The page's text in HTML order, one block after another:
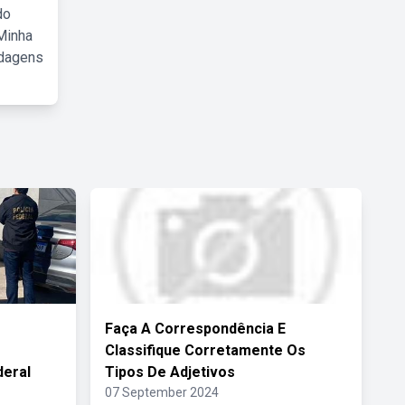
Faça A Correspondência E
Classifique Corretamente Os
Tipos De Adjetivos
07 September 2024